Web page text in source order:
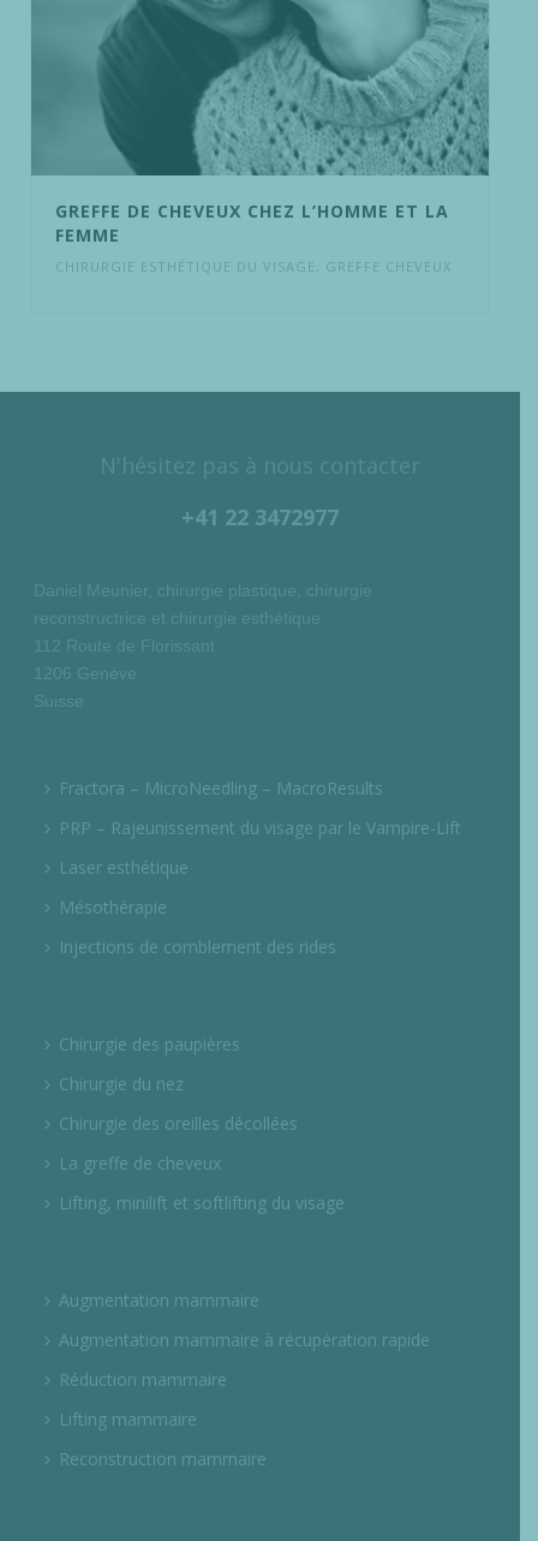
GREFFE DE CHEVEUX CHEZ L’HOMME ET LA
FEMME
CHIRURGIE ESTHÉTIQUE DU VISAGE , GREFFE CHEVEUX
N'hésitez pas à nous contacter
+41 22 3472977
Daniel Meunier, chirurgie plastique, chirurgie
reconstructrice et chirurgie esthétique
112 Route de Florissant
1206 Genève
Suisse
Fractora – MicroNeedling – MacroResults
PRP – Rajeunissement du visage par le Vampire-Lift
Laser esthétique
Mésothérapie
Injections de comblement des rides
Chirurgie des paupières
Chirurgie du nez
Chirurgie des oreilles décollées
La greffe de cheveux
Lifting, minilift et softlifting du visage
Augmentation mammaire
Augmentation mammaire à récupération rapide
Réduction mammaire
Lifting mammaire
Reconstruction mammaire